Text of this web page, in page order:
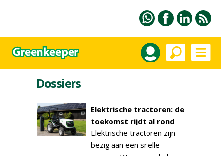
Dossiers
Elektrische tractoren: de
toekomst rijdt al rond
Elektrische tractoren zijn
bezig aan een snelle